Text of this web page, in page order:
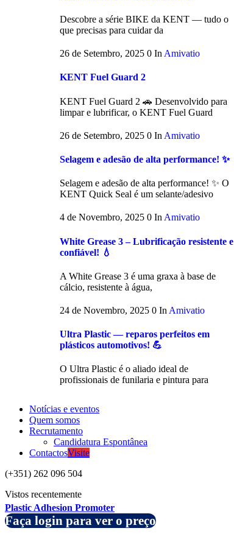
Descobre a série BIKE da KENT — tudo o
que precisas para cuidar da
26 de Setembro, 2025 0 In Amivatio
KENT Fuel Guard 2
KENT Fuel Guard 2 🚗 Desenvolvido para
limpar e lubrificar, o KENT Fuel Guard
26 de Setembro, 2025 0 In Amivatio
Selagem e adesão de alta performance! ✨
Selagem e adesão de alta performance! ✨ O
KENT Quick Seal é um selante/adesivo
4 de Novembro, 2025 0 In Amivatio
White Grease 3 – Lubrificação resistente e
confiável! 💧
A White Grease 3 é uma graxa à base de
cálcio, resistente à água,
24 de Novembro, 2025 0 In Amivatio
Ultra Plastic — reparos perfeitos em
plásticos automotivos! 💪
O Ultra Plastic é o aliado ideal de
profissionais de funilaria e pintura para
Notícias e eventos
Quem somos
Recrutamento
Candidatura Espontânea
ContactosVisite
(+351) 262 096 504
Vistos recentemente
Plastic Adhesion Promoter
Faça login para ver o preço